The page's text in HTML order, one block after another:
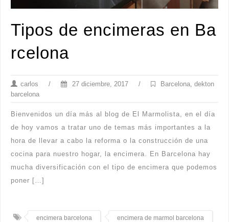
Tipos de encimeras en Ba
rcelona
carlos / 27 diciembre, 2017 / Barcelona dekton
barcelona
Bienvenidos un día más al blog de El Marmolista, en el día
de hoy vamos a tratar uno de temas más importantes a la
hora de llevar a cabo la reforma o la construcción de una
cocina para nuestro hogar, la encimera. En Barcelona hay
mucha diversificación con el tipo de encimera que podemos
poner […]
encimera barcelona encimera de marmol barcelona